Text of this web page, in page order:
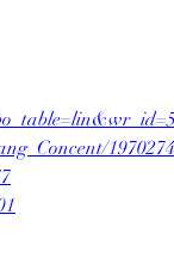
1970274